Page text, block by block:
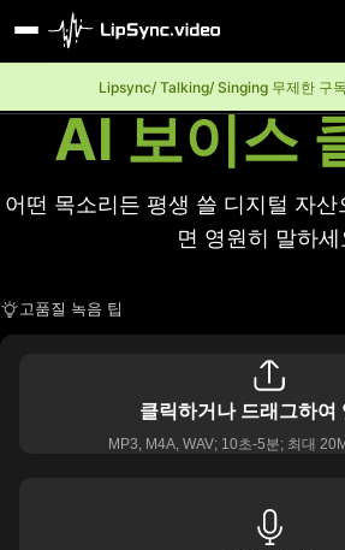
Lipsync/ Talking/ Singing 무제한 구
AI 보이스
어떤 목소리든 평생 쓸 디지털 자
면 영원히 말하세
고품질 녹음 팁
클릭하거나 드래그하여
MP3, M4A, WAV; 10초-5분; 최대